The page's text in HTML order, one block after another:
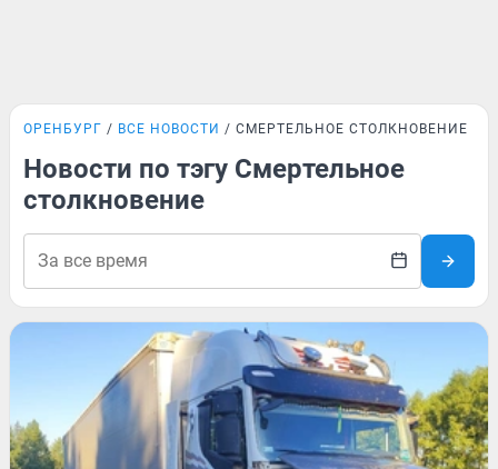
ОРЕНБУРГ ВСЕ НОВОСТИ СМЕРТЕЛЬНОЕ СТОЛКНОВЕНИЕ
Новости по тэгу Смертельное
столкновение